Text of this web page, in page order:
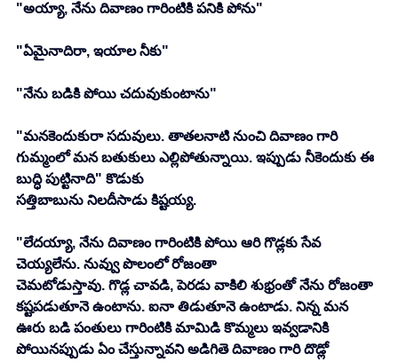
"అయ్యా, నేను దివాణం గారింటికి పనికి పోను"
"ఏమైనాదిరా, ఇయాల నీకు"
"నేను బడికి పోయి చదువుకుంటాను"
"మనకెందుకురా సదువులు. తాతలనాటి నుంచి దివాణం గారి
గుమ్మంలో మన బతుకులు ఎల్లిపోతున్నాయి. ఇప్పుడు నీకెందుకు ఈ
బుద్ధి పుట్టినాది" కొడుకు
సత్తిబాబును నిలదీసాడు కిష్టయ్య.
"లేదయ్యా, నేను దివాణం గారింటికి పోయి ఆరి గొడ్లకు సేవ
చెయ్యలేను. నువ్వు పొలంలో రోజంతా
చెమటోడుస్తావు. గొడ్ల చావడి, పెరడు వాకిలి శుభ్రంతో నేను రోజంతా
కష్టపడుతూనె ఉంటాను. ఐనా తిడుతూనె ఉంటాడు. నిన్న మన
ఊరు బడి పంతులు గారింటికి మామిడి కొమ్మలు ఇవ్వడానికి
పోయినప్పుడు ఏం చేస్తున్నావని అడిగితె దివాణం గారి దొడ్లో